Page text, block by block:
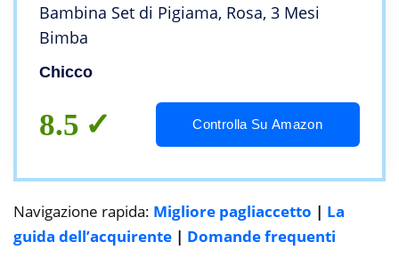
Bambina Set di Pigiama, Rosa, 3 Mesi
Bimba
Chicco
8.5 Controlla Su Amazon
Navigazione rapida: Migliore pagliaccetto | La
guida dell’acquirente | Domande frequenti